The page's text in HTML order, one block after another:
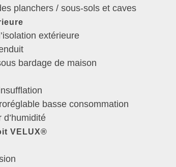
planchers / sous-sols et caves
extérieure
bardage de maison
basse consommation
d’humidité
VELUX®